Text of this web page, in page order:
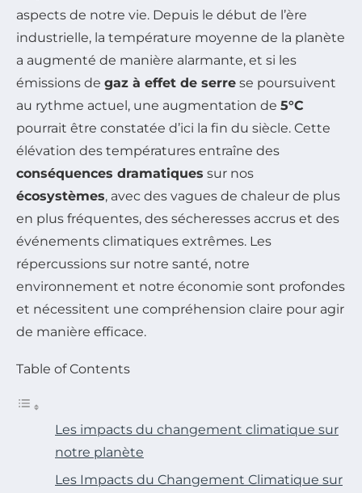
aspects de notre vie. Depuis le début de l’ère
industrielle, la température moyenne de la planète
a augmenté de manière alarmante, et si les
émissions de gaz à effet de serre se poursuivent
au rythme actuel, une augmentation de 5°C
pourrait être constatée d’ici la fin du siècle. Cette
élévation des températures entraîne des
conséquences dramatiques sur nos
écosystèmes, avec des vagues de chaleur de plus
en plus fréquentes, des sécheresses accrus et des
événements climatiques extrêmes. Les
répercussions sur notre santé, notre
environnement et notre économie sont profondes
et nécessitent une compréhension claire pour agir
de manière efficace.
Table of Contents
Les impacts du changement climatique sur
notre planète
Les Impacts du Changement Climatique sur